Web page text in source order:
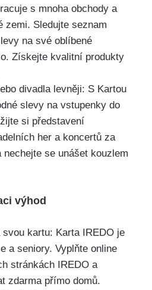
s mnoha obchody a
zemi. Sledujte seznam
na své oblíbené
Získejte kvalitní produkty
divadla levněji: S Kartou
slevy na vstupenky do
si představení
her a koncertů za
nechejte se unášet kouzlem
výhod
kartu: Karta IREDO je
a seniory. Vyplňte online
stránkách IREDO a
zdarma přímo domů.